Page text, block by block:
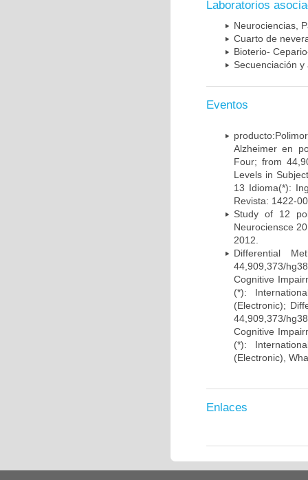
Laboratorios
Neurociencias,
Cuarto de
Bioterio-
Secuenciación
Eventos
Alzheimer en
Four; from
Levels in
13 Idioma(*):
Revista: 1422-
Study of 12
Neurociensce
2012.
Differential
44,909,373/
Cognitive
(*):
(Electronic);
44,909,373/
Cognitive
(*):
(Electronic),
Enlaces